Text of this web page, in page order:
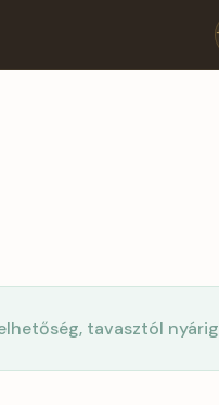
tavasztól nyárig